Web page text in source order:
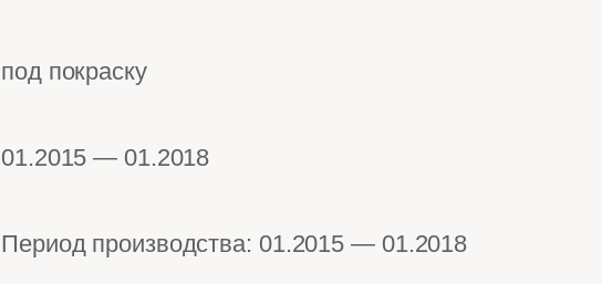
под покраску
01.2015 — 01.2018
Период производства: 01.2015 — 01.2018